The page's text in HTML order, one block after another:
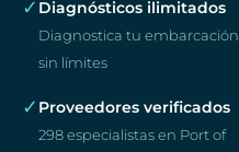
✓ Diagnósticos ilimitados
Diagnostica tu embarcación
sin límites
✓ Proveedores verificados
298 especialistas en Port of